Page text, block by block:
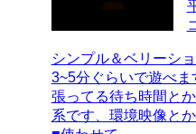
シンプル＆ベリーシ
3~5分ぐらいで遊べ
張ってる待ち時間と
系です、環境映像と